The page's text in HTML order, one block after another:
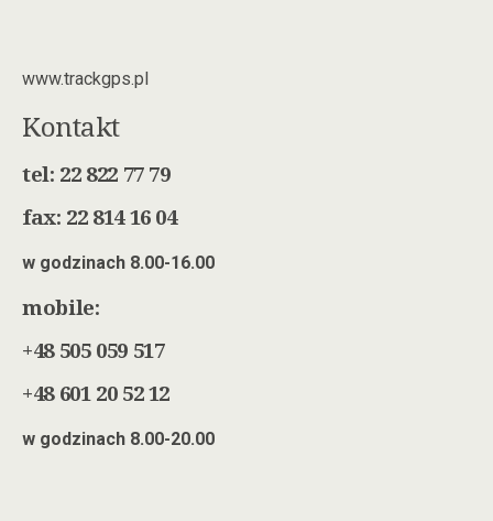
www.trackgps.pl
Kontakt
tel: 22 822 77 79
fax: 22 814 16 04
w godzinach 8.00-16.00
mobile:
+48 505 059 517
+48 601 20 52 12
w godzinach 8.00-20.00